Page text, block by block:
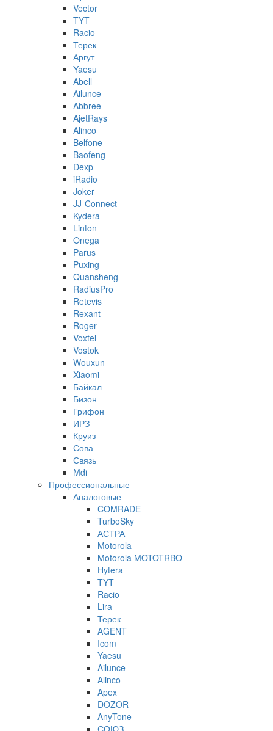
Vector
TYT
Racio
Терек
Аргут
Yaesu
Abell
Ailunce
Abbree
AjetRays
Alinco
Belfone
Baofeng
Dexp
iRadio
Joker
JJ-Connect
Kydera
Linton
Onega
Parus
Puxing
Quansheng
RadiusPro
Retevis
Rexant
Roger
Voxtel
Vostok
Wouxun
Xiaomi
Байкал
Бизон
Грифон
ИРЗ
Круиз
Сова
Связь
Mdi
Профессиональные
Аналоговые
COMRADE
TurboSky
АСТРА
Motorola
Motorola MOTOTRBO
Hytera
TYT
Racio
Lira
Терек
AGENT
Icom
Yaesu
Ailunce
Alinco
Apex
DOZOR
AnyTone
СОЮЗ